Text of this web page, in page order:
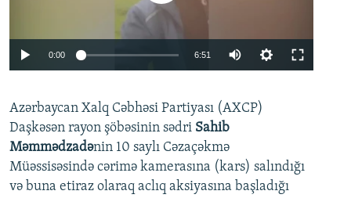
Auto 240p 360p
720p 1080p
0:00 6:51
360p
720p
1080p
Azərbaycan Xalq Cəbhəsi Partiyası (AXCP)
Daşkəsən rayon şöbəsinin sədri Sahib
Məmmədzadənin 10 saylı Cəzaçəkmə
Müəssisəsində cərimə kamerasına (kars) salındığı
və buna etiraz olaraq aclıq aksiyasına başladığı